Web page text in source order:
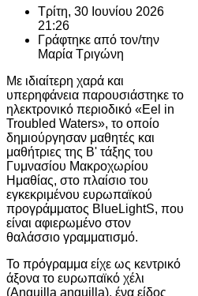
Τρίτη, 30 Ιουνίου 2026
21:26
Γράφτηκε από τον/την
Μαρία Τριγώνη
Με ιδιαίτερη χαρά και
υπερηφάνεια παρουσιάστηκε το
ηλεκτρονικό περιοδικό «Eel in
Troubled Waters», το οποίο
δημιούργησαν μαθητές και
μαθήτριες της Β' τάξης του
Γυμνασίου Μακροχωρίου
Ημαθίας, στο πλαίσιο του
εγκεκριμένου ευρωπαϊκού
προγράμματος BlueLightS, που
είναι αφιερωμένο στον
θαλάσσιο γραμματισμό.
Το πρόγραμμα είχε ως κεντρικό
άξονα το ευρωπαϊκό χέλι
(Anguilla anguilla), ένα είδος